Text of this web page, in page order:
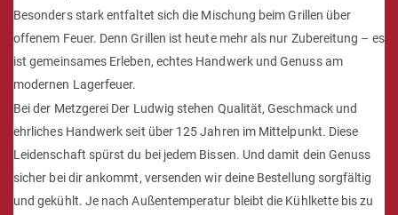
Besonders stark entfaltet sich die Mischung beim Grillen über
offenem Feuer. Denn Grillen ist heute mehr als nur Zubereitung – es
ist gemeinsames Erleben, echtes Handwerk und Genuss am
modernen Lagerfeuer.
Bei der Metzgerei Der Ludwig stehen Qualität, Geschmack und
ehrliches Handwerk seit über 125 Jahren im Mittelpunkt. Diese
Leidenschaft spürst du bei jedem Bissen. Und damit dein Genuss
sicher bei dir ankommt, versenden wir deine Bestellung sorgfältig
und gekühlt. Je nach Außentemperatur bleibt die Kühlkette bis zu